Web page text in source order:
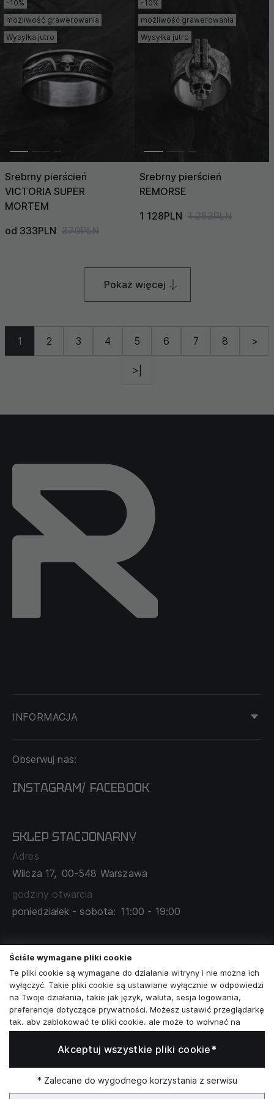
-10%
możliwość grawerowania
Wysyłka jutro
Srebrny pierścień
VICTORIA SUPER
MORTEM
od 333PLN 370PLN
-10%
możliwość grawerowania
Wysyłka jutro
Srebrny pierścień
REMORSE
1 128PLN 1 253PLN
Pokaż więcej
1 2 3 4 5 6 7 8 >
>|
INFORMACJA
DOSTAWA I PŁATNOŚĆ
O NAS
MAPA SERWISU
ZAMÓWIENIA KORPORACYJNE
WSPÓŁPRACA Z PARTNERAMI
Obserwuj nas:
INSTAGRAM/ FACEBOOK
SKLEP STACJONARNY
Adres
Wilcza 17, 00-548 Warszawa
godziny otwarcia
poniedziałek - sobota: 11:00 - 19:00
Skontaktuj się z nami
+48573581161
info@reytel.pl
Skontaktuj się z nami:
Whatsapp
Ściśle wymagane pliki cookie
Te pliki cookie są wymagane do działania witryny i nie można ich
wyłączyć. Takie pliki cookie są ustawiane wyłącznie w odpowiedzi
na Twoje działania, takie jak język, waluta, sesja logowania,
preferencje dotyczące prywatności. Możesz ustawić przeglądarkę
tak, aby zablokować te pliki cookie, ale może to wpłynąć na
sposób działania naszej witryny.
Analizy i statystyki
Marketing i retargeting
Te pliki cookie są zwykle ustawiane przez naszych partnerów
Akceptuj wszystkie pliki cookie*
* Zalecane do wygodnego korzystania z serwisu